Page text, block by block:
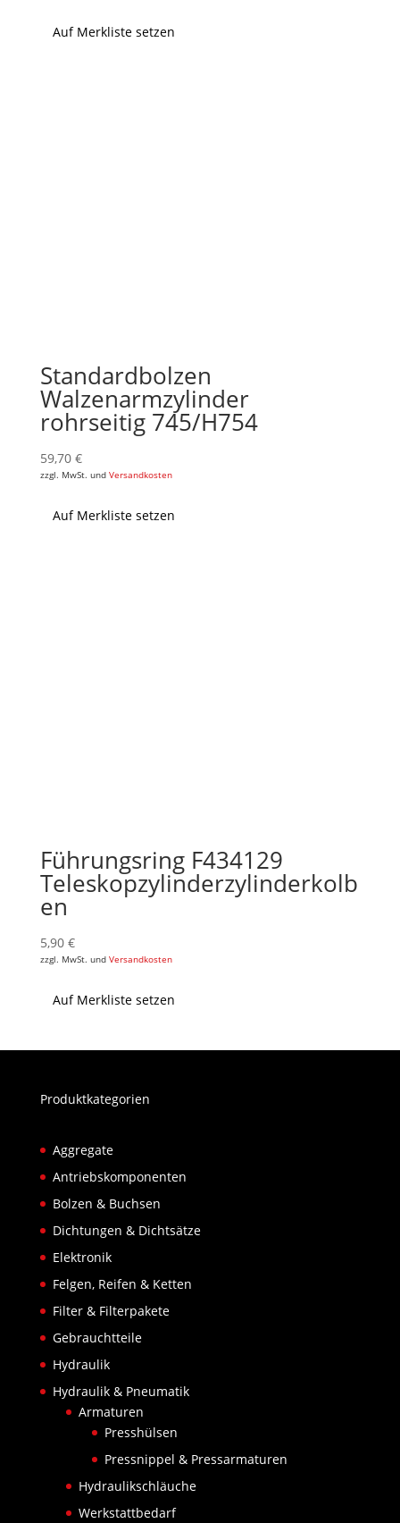
Auf Merkliste setzen
Standardbolzen
Walzenarmzylinder
rohrseitig 745/H754
59,70 €
zzgl. MwSt. und Versandkosten
Auf Merkliste setzen
Führungsring F434129
Teleskopzylinderzylinderkolb
en
5,90 €
zzgl. MwSt. und Versandkosten
Auf Merkliste setzen
Produktkategorien
Aggregate
Antriebskomponenten
Bolzen & Buchsen
Dichtungen & Dichtsätze
Elektronik
Felgen, Reifen & Ketten
Filter & Filterpakete
Gebrauchtteile
Hydraulik
Hydraulik & Pneumatik
Armaturen
Presshülsen
Pressnippel & Pressarmaturen
Hydraulikschläuche
Werkstattbedarf